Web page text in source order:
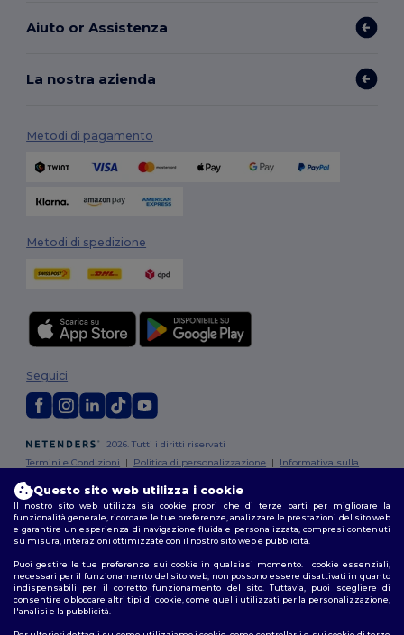
Aiuto or Assistenza
La nostra azienda
Metodi di pagamento
Metodi di spedizione
2026. Tutti i diritti riservati
Termini e Condizioni | Politica di personalizzazione | Informativa sulla
Seguici
Questo sito web utilizza i cookie
Il nostro sito web utilizza sia cookie propri che di terze parti per migliorare la
funzionalità generale, ricordare le tue preferenze, analizzare le prestazioni del sito web
e garantire un'esperienza di navigazione fluida e personalizzata, compresi contenuti
su misura, interazioni ottimizzate con il nostro sito web e pubblicità.
Puoi gestire le tue preferenze sui cookie in qualsiasi momento. I cookie essenziali,
necessari per il funzionamento del sito web, non possono essere disattivati in quanto
indispensabili per il corretto funzionamento del sito. Tuttavia, puoi scegliere di
consentire o bloccare altri tipi di cookie, come quelli utilizzati per la personalizzazione,
l'analisi e la pubblicità.